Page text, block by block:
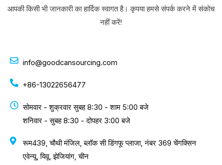
आपकी किसी भी जानकारी का हार्दिक स्वागत है। कृपया हमसे संपर्क करने में संकोच
नहीं करें!
info@goodcansourcing.com
+86-13022656477
सोमवार - शुक्रवार सुबह 8:30 - शाम 5:00 बजे
शनिवार - सुबह 8:30 - दोपहर 3:00 बजे
रूम439, चौथी मंजिल, ब्लॉक सी डिंगफू प्लाजा, नंबर 369 चेंगक्सिन
एवेन्यू, यिवू, झेजियांग, चीन